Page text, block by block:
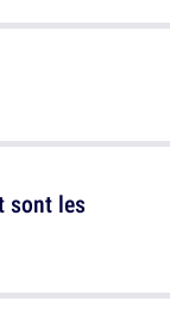
sont les